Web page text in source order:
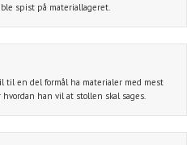
spist på materiallageret.
til en del formål ha materialer med mest
han vil at stollen skal sages.